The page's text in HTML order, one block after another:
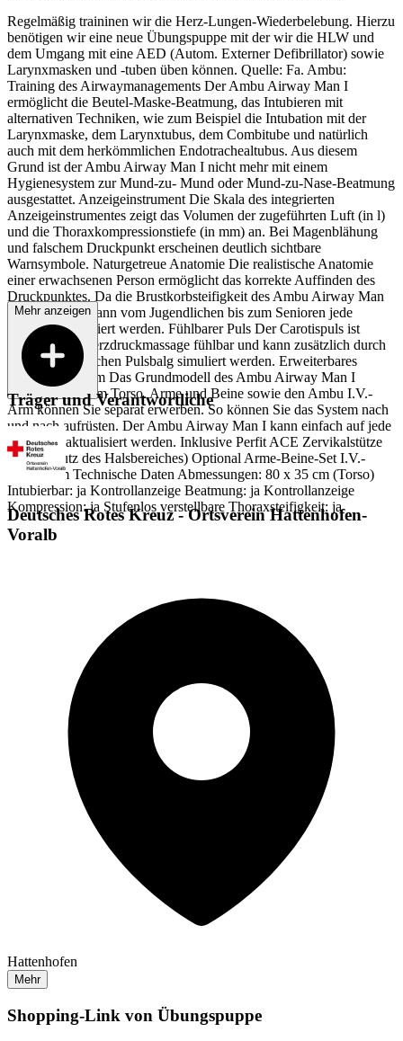
Regelmäßig traininen wir die Herz-Lungen-Wiederbelebung. Hierzu
benötigen wir eine neue Übungspuppe mit der wir die HLW und
dem Umgang mit eine AED (Autom. Externer Defibrillator) sowie
Larynxmasken und -tuben üben können. Quelle: Fa. Ambu:
Training des Airwaymanagements Der Ambu Airway Man I
ermöglicht die Beutel-Maske-Beatmung, das Intubieren mit
alternativen Techniken, wie zum Beispiel die Intubation mit der
Larynxmaske, dem Larynxtubus, dem Combitube und natürlich
auch mit dem herkömmlichen Endotrachealtubus. Aus diesem
Grund ist der Ambu Airway Man I nicht mehr mit einem
Hygienesystem zur Mund-zu- Mund oder Mund-zu-Nase-Beatmung
ausgestattet. Anzeigeinstrument Die Skala des integrierten
Anzeigeinstrumentes zeigt das Volumen der zugeführten Luft (in l)
und die Thoraxkompressionstiefe (in mm) an. Bei Magenblähung
und falschem Druckpunkt erscheinen deutlich sichtbare
Warnsymbole. Naturgetreue Anatomie Die realistische Anatomie
einer erwachsenen Person ermöglicht das korrekte Auffinden des
Druckpunktes. Da die Brustkorbsteifigkeit des Ambu Airway Man
verstellbar ist, kann vom Jugendlichen bis zum Senioren jede
Anatomie simuliert werden. Fühlbarer Puls Der Carotispuls ist
während der Herzdruckmassage fühlbar und kann zusätzlich durch
einen mechanischen Pulsbalg simuliert werden. Erweiterbares
Baukastensystem Das Grundmodell des Ambu Airway Man I
besteht aus einem Torso. Arme und Beine sowie den Ambu I.V.-
Arm können Sie separat erwerben. So können Sie das System nach
und nach aufrüsten. Der Ambu Airway Man I kann einfach auf jede
Richtlinie aktualisiert werden. Inklusive Perfit ACE Zervikalstütze
(zum Schutz des Halsbereiches) Optional Arme-Beine-Set I.V.-
Trainerarm Technische Daten Abmessungen: 80 x 35 cm (Torso)
Intubierbar: ja Kontrollanzeige Beatmung: ja Kontrollanzeige
Kompression: ja Stufenlos verstellbare Thoraxsteifigkeit: ja
Mehr anzeigen
Träger und Verantwortliche
Deutsches Rotes Kreuz - Ortsverein Hattenhofen-
Voralb
Hattenhofen
Mehr
Shopping-Link von Übungspuppe